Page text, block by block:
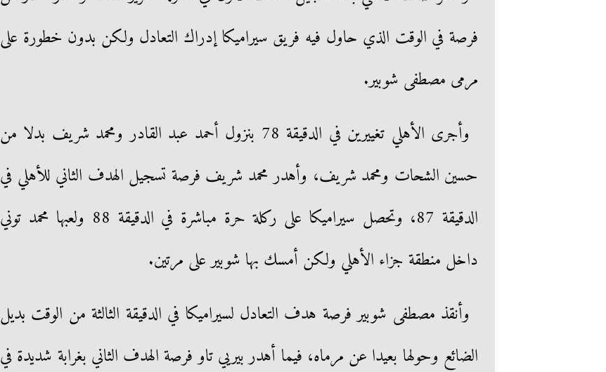
فرصة في الوقت الذي حاول فيه فريق سيراميكا إدراك التعادل ولكن بدون خطورة على
مرمى مصطفى شوبير.
وأجرى الأهلي تغييرين في الدقيقة 78 بنزول أحمد عبد القادر ومحمد شريف بدلا من
حسين الشحات ومحمد شريف، وأهدر محمد شريف فرصة تسجيل الهدف الثاني للأهلي في
الدقيقة 87، وتحصل سيراميكا على ركلة حرة مباشرة في الدقيقة 88 ولعبها محمد توني
داخل منطقة جزاء الأهلي ولكن أمسك بها شوبير على مرتين.
وأنقذ مصطفى شوبير فرصة هدف التعادل لسيراميكا في الدقيقة الثالثة من الوقت بديل
الضائع وحولها بعيدا عن مرماه، فيما أهدر بيريي تاو فرصة الهدف الثاني بغرابة شديدة في